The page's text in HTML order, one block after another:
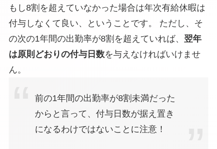
もし8割を超えていなかった場合は年次有給休暇は
付与しなくて良い、ということです。 ただし、そ
の次の1年間の出勤率が8割を超えていれば、 翌年
は原則どおりの付与日数を与えなければいけませ
ん。
前の1年間の出勤率が8割未満だった
からと言って、付与日数が据え置き
になるわけではないことに注意！